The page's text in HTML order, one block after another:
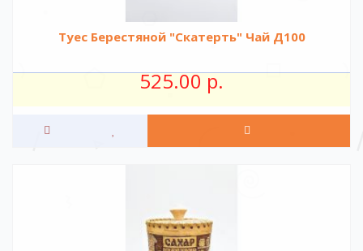
Туес Берестяной "Скатерть" Чай Д100
525.00 р.